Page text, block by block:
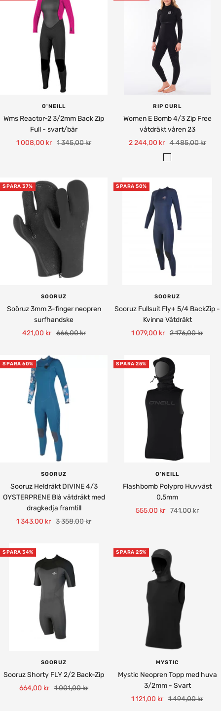
O'NEILL
Wms Reactor-2 3/2mm Back Zip
Full - svart/bär
Rea-
1 008,00 kr Pris
1 345,00 kr
RIP CURL
Women E Bomb 4/3 Zip Free
våtdräkt våren 23
Rea-
2 244,00 kr Pris
4 485,00 kr
S
T
SPARA 37%
SOORUZ
Soöruz 3mm 3-finger neopren
surfhandske
Rea-
421,00 kr Pris
666,00 kr
SPARA 50%
SOORUZ
Sooruz Fullsuit Fly+ 5/4 BackZip -
Kvinna Våtdräkt
Rea-
1 079,00 kr Pris
2 176,00 kr
SPARA 60%
SOORUZ
Sooruz Heldräkt DIVINE 4/3
OYSTERPRENE Blå våtdräkt med
dragkedja framtill
Rea-
1 343,00 kr Pris
3 358,00 kr
SPARA 25%
O'NEILL
Flashbomb Polypro Huvväst
0,5mm
Rea-
555,00 kr Pris
741,00 kr
SPARA 34%
SOORUZ
Sooruz Shorty FLY 2/2 Back-Zip
Rea-
664,00 kr Pris
1 001,00 kr
SPARA 25%
MYSTIC
Mystic Neopren Topp med huva
3/2mm - Svart
Rea-
1 121,00 kr Pris
1 494,00 kr